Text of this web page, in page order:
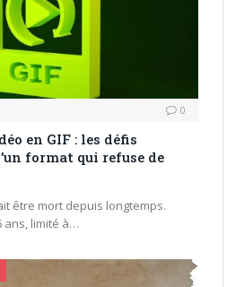
0
en GIF : les défis
format qui refuse de
être mort depuis longtemps.
ans, limité à…